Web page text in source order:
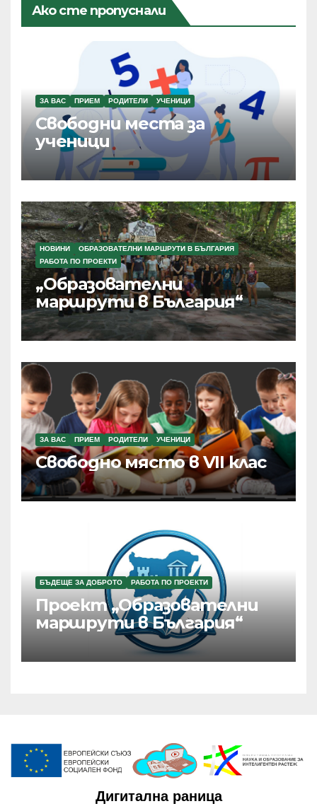
Ако сте пропуснали
ЗА ВАС ПРИЕМ РОДИТЕЛИ УЧЕНИЦИ
Свободни места за
ученици
НОВИНИ
ОБРАЗОВАТЕЛНИ МАРШРУТИ В БЪЛГАРИЯ
РАБОТА ПО ПРОЕКТИ
„Образователни
маршрути в България“
ЗА ВАС ПРИЕМ РОДИТЕЛИ УЧЕНИЦИ
Свободно място в VII клас
БЪДЕЩЕ ЗА ДОБРОТО РАБОТА ПО ПРОЕКТИ
Проект „Образователни
маршрути в България“
Дигитална раница